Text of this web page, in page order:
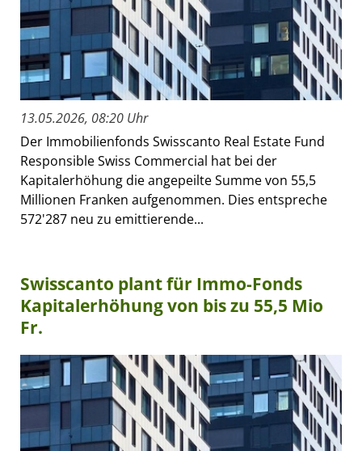
13.05.2026, 08:20 Uhr
Der Immobilienfonds Swisscanto Real Estate Fund
Responsible Swiss Commercial hat bei der
Kapitalerhöhung die angepeilte Summe von 55,5
Millionen Franken aufgenommen. Dies entspreche
572'287 neu zu emittierende...
Swisscanto plant für Immo-Fonds
Kapitalerhöhung von bis zu 55,5 Mio
Fr.